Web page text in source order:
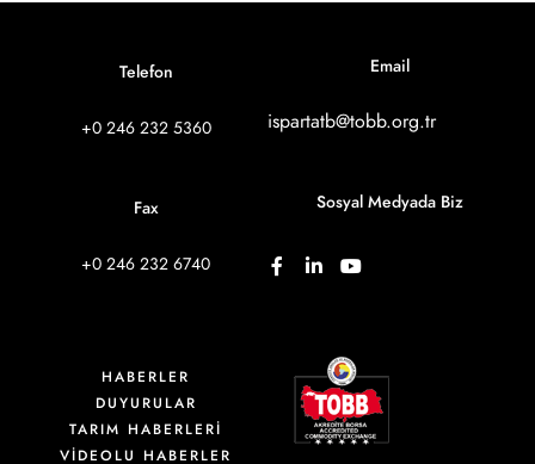
Telefon
+0 246 232 5360
Fax
+0 246 232 6740
Email
ispartatb@tobb.org.tr
Sosyal Medyada Biz
HABERLER
DUYURULAR
TARIM HABERLERİ
VIDEOLU HABERLER